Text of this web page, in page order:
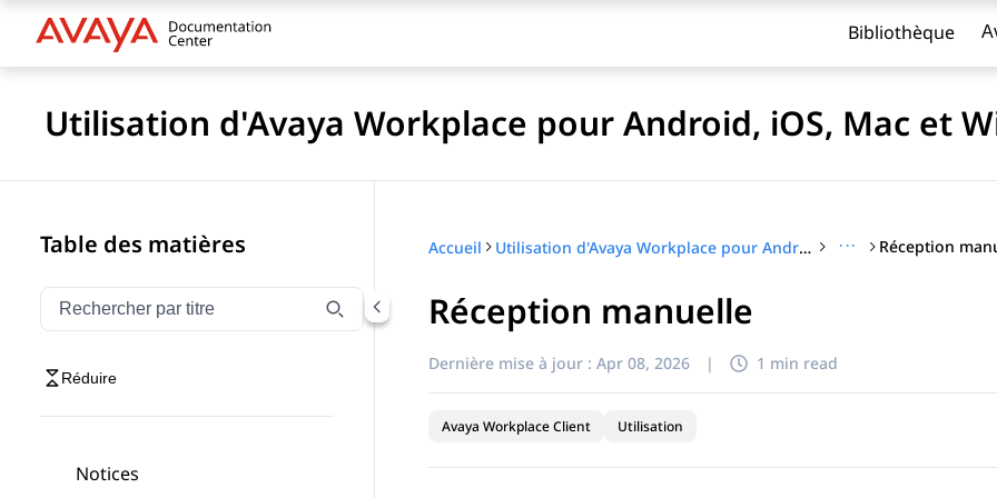
Bibliothèque
Utilisation d'Avaya Workplace pour Android, iOS, Mac et
Table des matières
Filtrer la navigation par titre
Saisissez pour filtrer les éléments de navigation par titre
Réduire
Notices
Accueil Utilisation d'Avaya Workplace pour Android, iOS, Mac et Windows ··· Réception
Réception manuelle
Dernière mise à jour : Apr 08, 2026 | 1 min read
Avaya Workplace Client Utilisation